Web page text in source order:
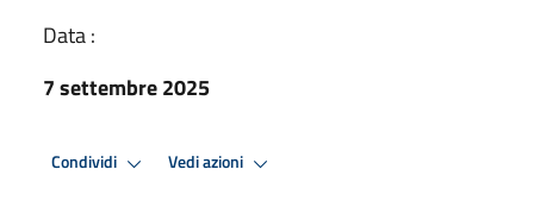
Data :
7 settembre 2025
Condividi Vedi azioni